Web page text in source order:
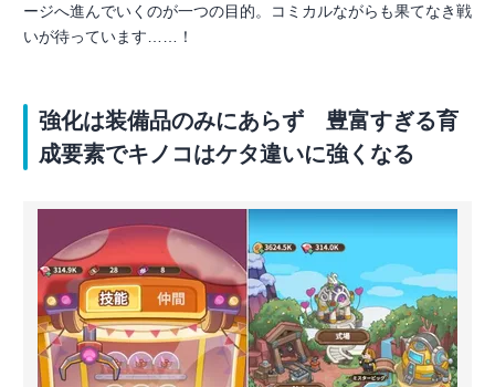
ージへ進んでいくのが一つの目的。コミカルながらも果てなき戦
いが待っています……！
強化は装備品のみにあらず 豊富すぎる育
成要素でキノコはケタ違いに強くなる